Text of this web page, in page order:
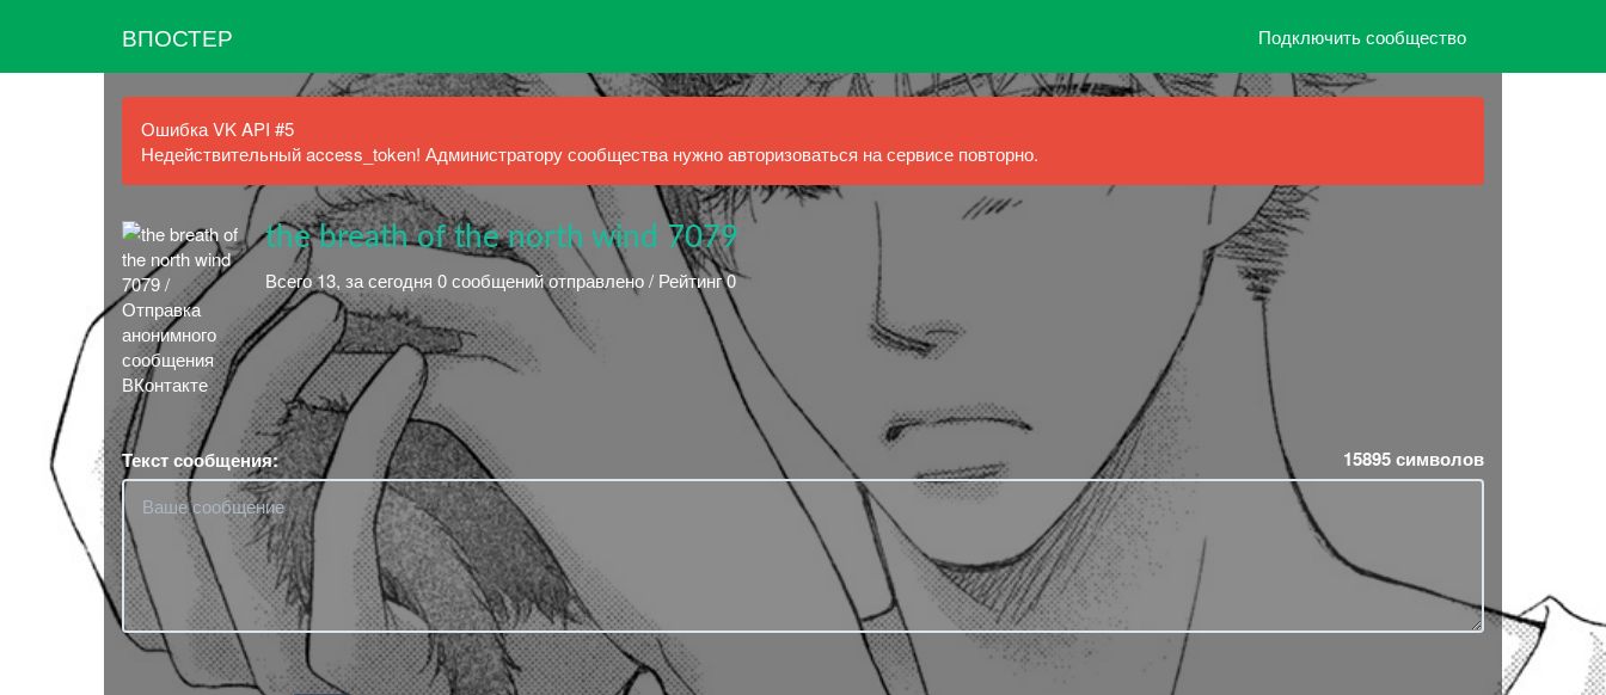
ВПОСТЕР Подключить сообщество
Ошибка VK API #5
Недействительный access_token! Администратору сообщества нужно авторизоваться на сервисе повторно.
the breath of the north wind 7079
Всего 13, за сегодня 0 сообщений отправлено / Рейтинг 0
Текст сообщения: 15895символов